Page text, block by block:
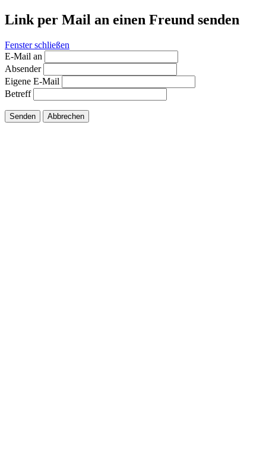
Link per Mail an einen Freund senden
Fenster schließen
E-Mail an
Absender
Eigene E-Mail
Betreff
Senden Abbrechen